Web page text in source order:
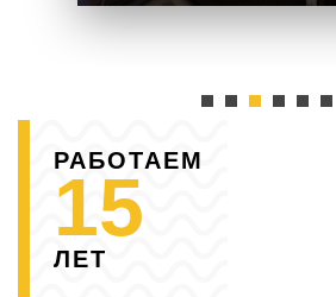
РАБОТАЕМ
15
ЛЕТ